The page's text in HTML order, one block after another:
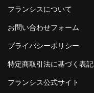
フランシスについて
お問い合わせフォーム
プライバシーポリシー
特定商取引法に基づく表記
フランシス公式サイト